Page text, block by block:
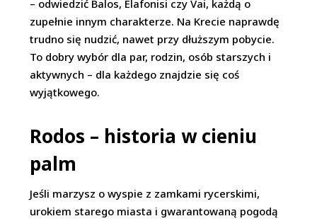
– odwiedzić Balos, Elafonisi czy Vai, każdą o
zupełnie innym charakterze. Na Krecie naprawdę
trudno się nudzić, nawet przy dłuższym pobycie.
To dobry wybór dla par, rodzin, osób starszych i
aktywnych – dla każdego znajdzie się coś
wyjątkowego.
Rodos – historia w cieniu
palm
Jeśli marzysz o wyspie z zamkami rycerskimi,
urokiem starego miasta i gwarantowaną pogodą